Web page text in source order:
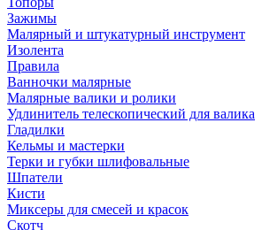
Зажимы
Малярный и штукатурный инструмент
Изолента
Правила
Ванночки малярные
Малярные валики и ролики
Удлинитель телескопический для валика
Гладилки
Кельмы и мастерки
Терки и губки шлифовальные
Шпатели
Кисти
Миксеры для смесей и красок
Скотч